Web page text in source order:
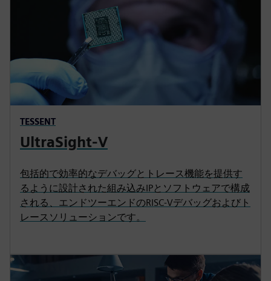
TESSENT
UltraSight-V
包括的で効率的なデバッグとトレース機能を提供す
るように設計された組み込みIPとソフトウェアで構成
される、エンドツーエンドのRISC-Vデバッグおよびト
レースソリューションです。